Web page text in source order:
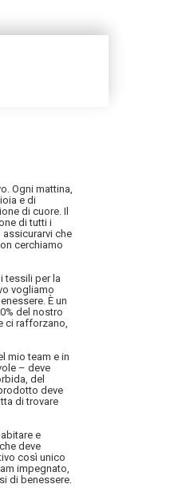
Ogni mattina,
e di
di cuore. Il
di tutti i
che
cerchiamo
tessili per la
vogliamo
È un
del nostro
ci rafforzano,
mio team e in
– deve
del
deve
di trovare
e
deve
così unico
impegnato,
di benessere.